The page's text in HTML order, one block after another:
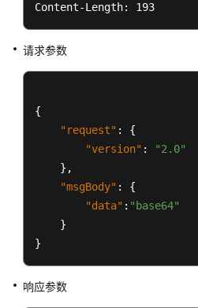
载
生
席
Content-Length: 193
请求参数
{
"request" :
{
"version" :
"2.0"
} ,
"msgBody" :
{
"data" : "base64"
}
}
响应参数